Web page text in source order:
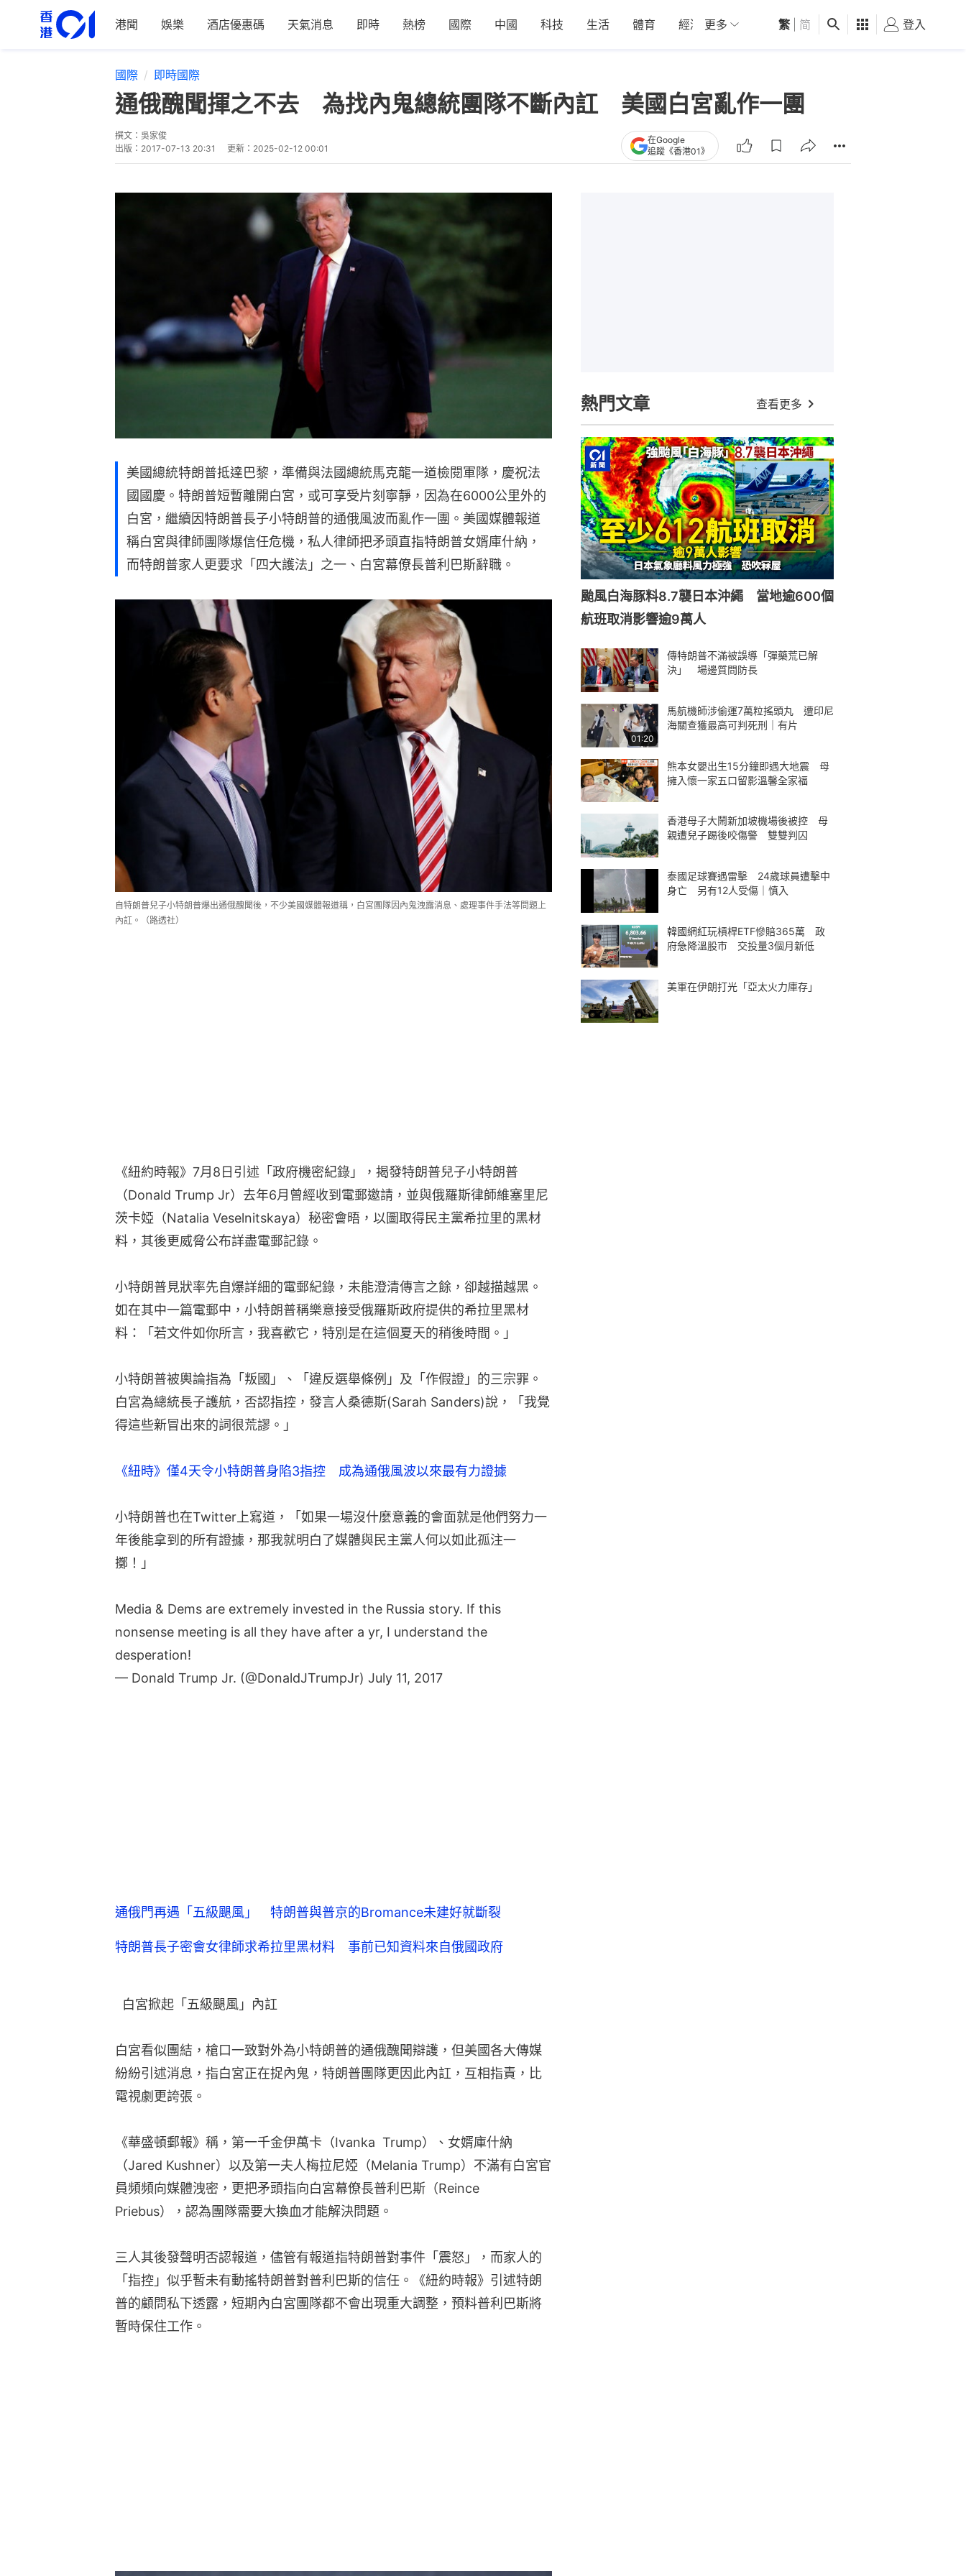
港聞 娛樂 酒店優惠碼 天氣消息 即時 熱榜 國際 中國 科技 生活 體育 經濟 01深圳 觀點 健康 好食玩飛
更多 繁 简 登入
國際 即時國際
通俄醜聞揮之不去 為找內鬼總統團隊不斷內訌 美國白宮亂作一團
撰文： 吳家俊
出版： 2017-07-13 20:31 更新： 2025-02-12 00:01
在Google
追蹤《香港01》
美國總統特朗普抵達巴黎，準備與法國總統馬克龍一道檢閱軍隊，慶祝法
國國慶。特朗普短暫離開白宮，或可享受片刻寧靜，因為在6000公里外的
白宮，繼續因特朗普長子小特朗普的通俄風波而亂作一團。美國媒體報道
稱白宮與律師團隊爆信任危機，私人律師把矛頭直指特朗普女婿庫什納，
而特朗普家人更要求「四大護法」之一、白宮幕僚長普利巴斯辭職。
自特朗普兒子小特朗普爆出通俄醜聞後，不少美國媒體報道稱，白宮團隊因內鬼洩露消息、處理事件手法等問題上
內訌。（路透社）
《紐約時報》7月8日引述「政府機密紀錄」，揭發特朗普兒子小特朗普
（Donald Trump Jr）去年6月曾經收到電郵邀請，並與俄羅斯律師維塞里尼
茨卡婭（Natalia Veselnitskaya）秘密會晤，以圖取得民主黨希拉里的黑材
料，其後更威脅公布詳盡電郵記錄。
小特朗普見狀率先自爆詳細的電郵紀錄，未能澄清傳言之餘，卻越描越黑。
如在其中一篇電郵中，小特朗普稱樂意接受俄羅斯政府提供的希拉里黑材
料：「若文件如你所言，我喜歡它，特別是在這個夏天的稍後時間。」
小特朗普被輿論指為「叛國」、「違反選舉條例」及「作假證」的三宗罪。
白宮為總統長子護航，否認指控，發言人桑德斯(Sarah Sanders)說，「我覺
得這些新冒出來的詞很荒謬。」
《紐時》僅4天令小特朗普身陷3指控　成為通俄風波以來最有力證據
小特朗普也在Twitter上寫道，「如果一場沒什麼意義的會面就是他們努力一
年後能拿到的所有證據，那我就明白了媒體與民主黨人何以如此孤注一
擲！」
Media & Dems are extremely invested in the Russia story. If this
nonsense meeting is all they have after a yr, I understand the
desperation!
— Donald Trump Jr. (@DonaldJTrumpJr) July 11, 2017
電視劇更誇張。
員頻頻向媒體洩密，更把矛頭指向白宮幕僚長普利巴斯（Reince
三人其後發聲明否認報道，儘管有報道指特朗普對事件「震怒」，而家人的
「指控」似乎暫未有動搖特朗普對普利巴斯的信任。《紐約時報》引述特朗
暫時保住工作。
熱門文章 查看更多
颱風白海豚料8.7襲日本沖繩 當地逾600個
航班取消影響逾9萬人
傳特朗普不滿被誤導「彈藥荒已解
決」 場邊質問防長
01:20
馬航機師涉偷運7萬粒搖頭丸 遭印尼
海關查獲最高可判死刑｜有片
熊本女嬰出生15分鐘即遇大地震 母
擁入懷一家五口留影溫馨全家福
香港母子大鬧新加坡機場後被控 母
親遭兒子踢後咬傷警 雙雙判囚
泰國足球賽遇雷擊 24歲球員遭擊中
身亡 另有12人受傷｜慎入
韓國網紅玩槓桿ETF慘賠365萬 政
府急降溫股市 交投量3個月新低
美軍在伊朗打光「亞太火力庫存」